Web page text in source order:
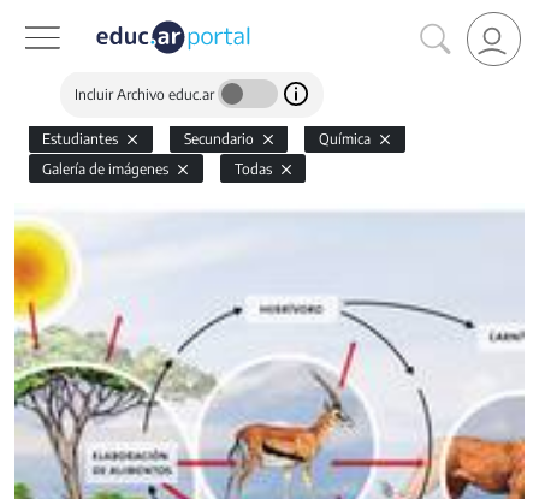
Incluir Archivo educ.ar
Estudiantes Secundario
Química
Galería de imágenes
Todas